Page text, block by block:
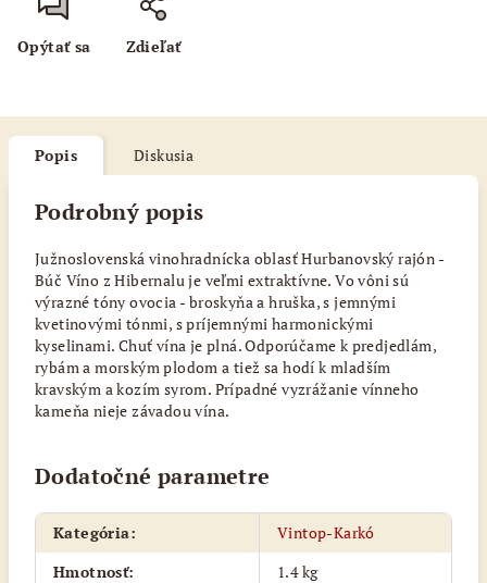
Opýtať sa Zdieľať
Popis Diskusia
Podrobný popis
Južnoslovenská vinohradnícka oblasť Hurbanovský rajón -
Búč Víno z Hibernalu je veľmi extraktívne. Vo vôni sú
výrazné tóny ovocia - broskyňa a hruška, s jemnými
kvetinovými tónmi, s príjemnými harmonickými
kyselinami. Chuť vína je plná. Odporúčame k predjedlám,
rybám a morským plodom a tiež sa hodí k mladším
kravským a kozím syrom. Prípadné vyzrážanie vínneho
kameňa nieje závadou vína.
Dodatočné parametre
Kategória:
Vintop-Karkó
Hmotnosť:
1.4 kg